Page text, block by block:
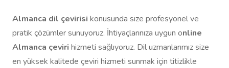
Almanca dil çevirisi konusunda size profesyonel ve
pratik çözümler sunuyoruz. İhtiyaçlarınıza uygun online
Almanca çeviri hizmeti sağlıyoruz. Dil uzmanlarımız size
en yüksek kalitede çeviri hizmeti sunmak için titizlikle